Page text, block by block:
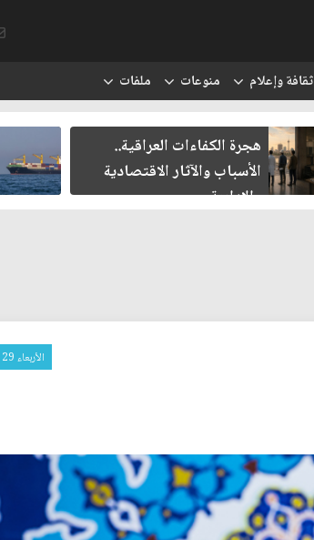
ثقافة وإعلام منوعات ملفات
انتقل الحوثيون من الخطابات
والتعبئة إلى العمل العسكري
الأربعاء 29 آيار 2019